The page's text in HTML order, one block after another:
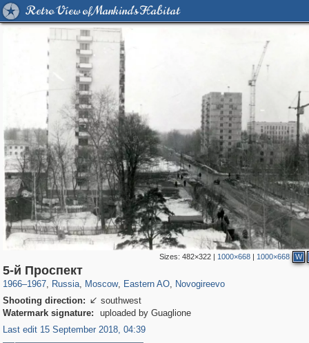
Retro View of Mankind's Habitat
Sizes: 482×322| 1000×668| 1000×668 W
5-й Проспект
1966–1967, Russia
1,406,450
, Moscow
319,780
, Eastern AO, Novogireevo
Shooting direction:  southwest
Watermark signature:
uploaded by Guaglione
Last edit 15 September 2018, 04:39